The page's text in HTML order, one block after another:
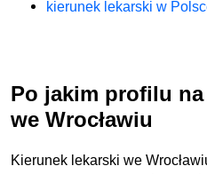
kierunek lekarski w
Po jakim profilu
we Wrocławiu
Kierunek lekarski we